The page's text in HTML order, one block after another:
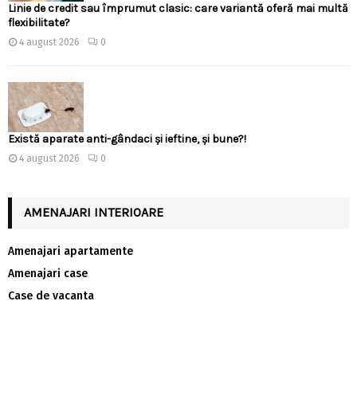
Linie de credit sau împrumut clasic: care variantă oferă mai multă
flexibilitate?
4 august 2026 0
Există aparate anti-gândaci și ieftine, și bune?!
4 august 2026 0
AMENAJARI INTERIOARE
Amenajari apartamente
Amenajari case
Case de vacanta